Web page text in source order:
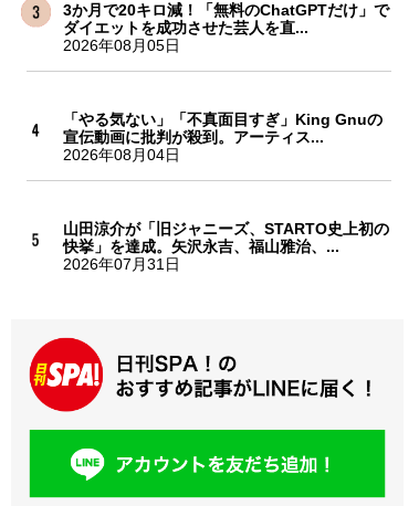
3か月で20キロ減！「無料のChatGPTだけ」で
ダイエットを成功させた芸人を直...
2026年08月05日
「やる気ない」「不真面目すぎ」King Gnuの
宣伝動画に批判が殺到。アーティス...
2026年08月04日
山田涼介が「旧ジャニーズ、STARTO史上初の
快挙」を達成。矢沢永吉、福山雅治、...
2026年07月31日